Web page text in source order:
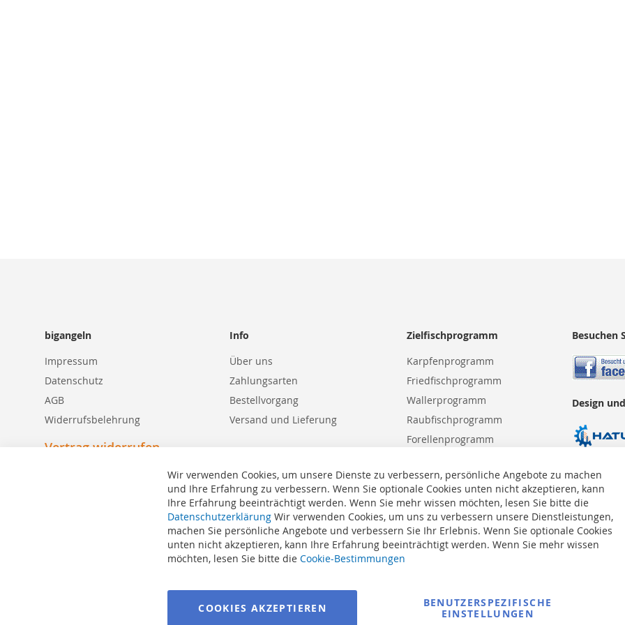
bigangeln
Impressum
Datenschutz
AGB
Widerrufsbelehrung
Vertrag widerrufen
Info
Über uns
Zahlungsarten
Bestellvorgang
Versand und Lieferung
Zielfischprogramm
Karpfenprogramm
Friedfischprogramm
Wallerprogramm
Raubfischprogramm
Forellenprogramm
Besuchen
Design
Bestellungen und Rücksendungen
Wir verwenden Cookies, um unsere Dienste zu verbessern, persönliche Angebote zu machen
und Ihre Erfahrung zu verbessern. Wenn Sie optionale Cookies unten nicht akzeptieren, kann
Ihre Erfahrung beeinträchtigt werden. Wenn Sie mehr wissen möchten, lesen Sie bitte die
Datenschutzerklärung Wir verwenden Cookies, um uns zu verbessern unsere Dienstleistungen,
machen Sie persönliche Angebote und verbessern Sie Ihr Erlebnis. Wenn Sie optionale Cookies
unten nicht akzeptieren, kann Ihre Erfahrung beeinträchtigt werden. Wenn Sie mehr wissen
möchten, lesen Sie bitte dieCookie-Bestimmungen
COOKIES AKZEPTIEREN
BENUTZERSPEZIFISCHE
EINSTELLUNGEN